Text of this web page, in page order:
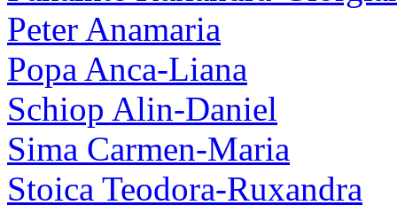
Peter Anamaria
Popa Anca-Liana
Schiop Alin-Daniel
Sima Carmen-Maria
Stoica Teodora-Ruxandra